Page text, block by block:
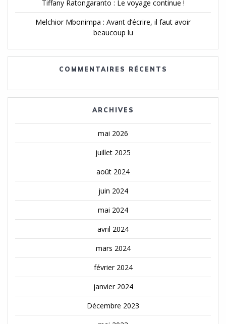
Tiffany Ratongaranto : Le voyage continue !
Melchior Mbonimpa : Avant d’écrire, il faut avoir
beaucoup lu
COMMENTAIRES RÉCENTS
ARCHIVES
mai 2026
juillet 2025
août 2024
juin 2024
mai 2024
avril 2024
mars 2024
février 2024
janvier 2024
Décembre 2023